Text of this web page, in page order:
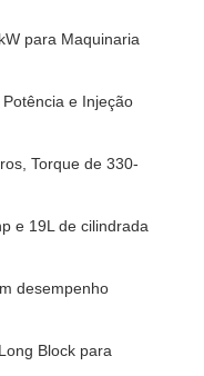
para Maquinaria
e Injeção
Torque de 330-
e 19L de cilindrada
desempenho
Block para